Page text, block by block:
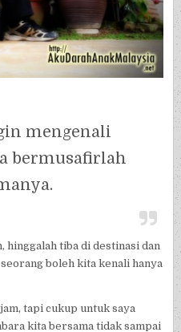
mengenali
bermusafirlah
hinggalah tiba di destinasi dan
boleh kita kenali hanya
tapi cukup untuk saya
kita bersama tidak sampai